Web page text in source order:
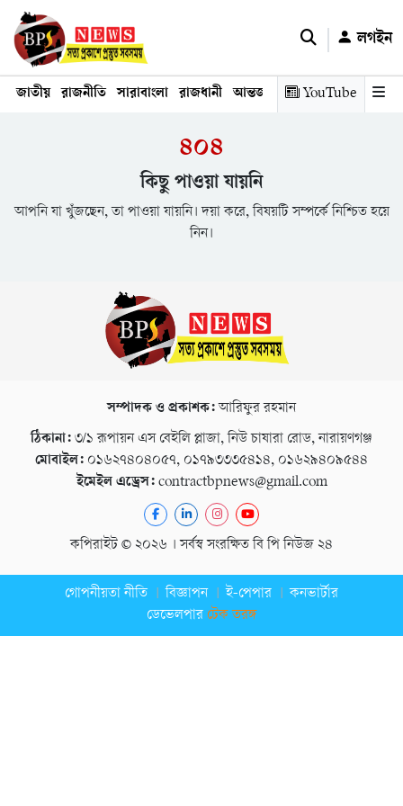
লগইন
জাতীয় রাজনীতি সারাবাংলা রাজধানী আন্তর্জাতিক অর্থনীতি তথ্য
YouTube
৪০৪
কিছু পাওয়া যায়নি
আপনি যা খুঁজছেন, তা পাওয়া যায়নি। দয়া করে, বিষয়টি সম্পর্কে নিশ্চিত হয়ে
নিন।
সম্পাদক ও প্রকাশক:আরিফুর রহমান
ঠিকানা: ৩/১ রূপায়ন এস বেইলি প্লাজা, নিউ চাষারা রোড, নারায়ণগঞ্জ
মোবাইল: ০১৬২৭৪০৪০৫৭, ০১৭৯৩৩৩৫৪১৪, ০১৬২৯৪০৯৫৪৪
ইমেইল এড্রেস:contractbpnews@gmail.com
কপিরাইট © ২০২৬ । সর্বস্ব সংরক্ষিত বি পি নিউজ ২৪
গোপনীয়তা নীতি বিজ্ঞাপন ই-পেপার
কনভার্টার
ডেভেলপার টেক তরঙ্গ